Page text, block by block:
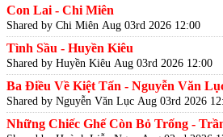
Con Lai - Chi Miên
Shared by Chi Miên Aug 03rd 2026 12:00
Tình Sầu - Huyền Kiêu
Shared by Huyền Kiêu Aug 03rd 2026 12:00
Ba Điều Về Kiệt Tấn - Nguyễn Văn
Shared by Nguyễn Văn Lục Aug 03rd 2026
Những Chiếc Ghế Còn Bỏ Trống -